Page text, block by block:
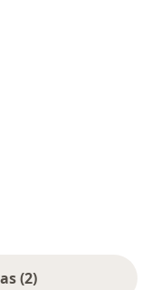
puedes
mayor facilidad
un equipo de
tu bienestar.
recibe la mejor
Mostrar más noticias (2)